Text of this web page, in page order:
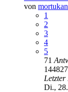
von
1
2
3
4
5
71
144827
Di.,